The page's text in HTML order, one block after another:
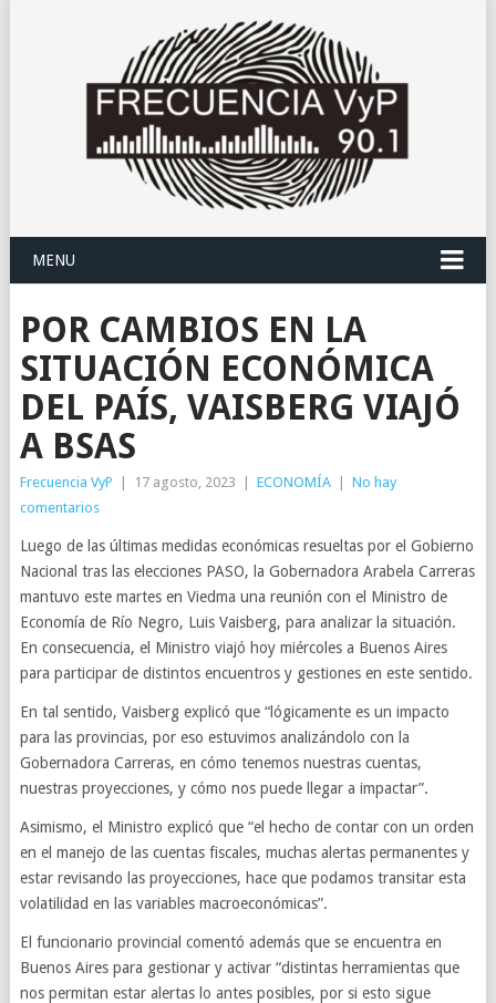
MENU
POR CAMBIOS EN LA
SITUACIÓN ECONÓMICA
DEL PAÍS, VAISBERG VIAJÓ
A BSAS
Frecuencia VyP 17 agosto, 2023 ECONOMÍA
No hay
comentarios
Luego de las últimas medidas económicas resueltas por el Gobierno
Nacional tras las elecciones PASO, la Gobernadora Arabela Carreras
mantuvo este martes en Viedma una reunión con el Ministro de
Economía de Río Negro, Luis Vaisberg, para analizar la situación.
En consecuencia, el Ministro viajó hoy miércoles a Buenos Aires
para participar de distintos encuentros y gestiones en este sentido.
En tal sentido, Vaisberg explicó que “lógicamente es un impacto
para las provincias, por eso estuvimos analizándolo con la
Gobernadora Carreras, en cómo tenemos nuestras cuentas,
nuestras proyecciones, y cómo nos puede llegar a impactar”.
Asimismo, el Ministro explicó que “el hecho de contar con un orden
en el manejo de las cuentas fiscales, muchas alertas permanentes y
estar revisando las proyecciones, hace que podamos transitar esta
volatilidad en las variables macroeconómicas”.
El funcionario provincial comentó además que se encuentra en
Buenos Aires para gestionar y activar “distintas herramientas que
nos permitan estar alertas lo antes posibles, por si esto sigue